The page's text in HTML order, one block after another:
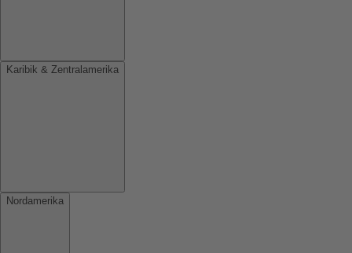
Karibik & Zentralamerika
Nordamerika